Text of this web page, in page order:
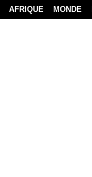
AFRIQUE MONDE